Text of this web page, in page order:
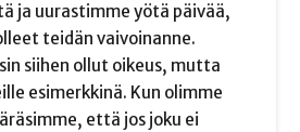
ja uurastimme yötä päivää,
teidän vaivoinanne.
siihen ollut oikeus, mutta
esimerkkinä. Kun olimme
että jos joku ei